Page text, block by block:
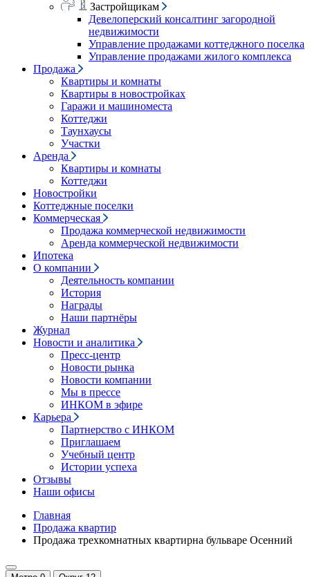
Застройщикам
Девелоперский консалтинг загородной
недвижимости
Управление продажами коттеджного поселка
Управление продажами жилого комплекса
Продажа
Квартиры и комнаты
Квартиры в новостройках
Гаражи и машиноместа
Коттеджи
Таунхаусы
Участки
Аренда
Квартиры и комнаты
Коттеджи
Новостройки
Коттеджные поселки
Коммерческая
Продажа коммерческой недвижимости
Аренда коммерческой недвижимости
Ипотека
О компании
Деятельность компании
История
Награды
Наши партнёры
Журнал
Новости и аналитика
Пресс-центр
Новости рынка
Новости компании
Мы в прессе
ИНКОМ в эфире
Карьера
Партнерство с ИНКОМ
Приглашаем
Учебный центр
Истории успеха
Отзывы
Наши офисы
Главная
Продажа квартир
Продажа трехкомнатных квартирна бульваре Осенний